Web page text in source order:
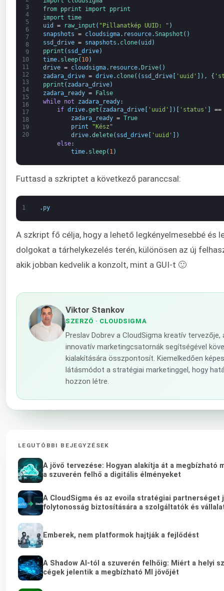
3
4
5
6
7
8
9
10
11
12
13
14
15
16
17
18
19
20
from pprint import
pprint
import time
uid
= raw_input ( "Pillanatkép UUID: " )
snapshots = cloudsigma. resource.Snapshot ( )
ssd_drive = snapshots . clone( uid )
pprint ( ssd_drive)
time. sleep( 10)
drive = cloudsigma. resource. Drive( )
zadara_drive = drive. clone( ( ssd_drive[ 'uuid' ) , {
pprint ( zadara_drive)
zadara_ready =
False
while
not zadara_ready:
if drive.get ( zadara_drive[ 'uuid' ) 'status'
==
zadara_ready = True
print
"Kész"
drive.delete( ssd_drive[ 'uuid' ] )
else:
time. sleep( 1)
Futtasd a szkriptet a következő paranccsal:
1 . py
A szkript fő célja, hogy a lehető legkényelmesebbé és
dolgokat a tárhelykezelés terén, különösen az új
akik jobban kedvelik a konzolt, mint a GUI-t 🙂
Viktor Stankov
SZERZŐ · CLOUDSIGMA
Preslav Dobrev a CloudSigma kreatív
innovatív marketingcsatornák segítségével
kialakítására összpontosít. Kiemelkedően
látásmódot a stratégiai marketinggel, hogy
hozzon létre.
LEGUTÓBBI BEJEGYZÉSEK
A jövő tervezése: Hogyan alakítja át a megbízható
a szuverén felhő a digitális élményeket
A CloudSigma és az evoila stratégiai partnerséget
folytonosság biztosítására a szolgáltatók és
Emberek, nem platformok hajtják a fejlődést
A Shadow AI-tól a szuverén felhőig: Miért a helyi
cégek jelentik a megbízható MI jövőjét